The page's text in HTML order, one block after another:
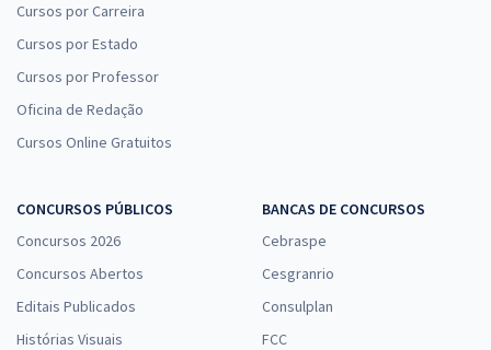
Cursos por Carreira
Cursos por Estado
Cursos por Professor
Oficina de Redação
Cursos Online Gratuitos
CONCURSOS PÚBLICOS
Concursos 2026
Concursos Abertos
Editais Publicados
Histórias Visuais
BANCAS DE CONCURSOS
Cebraspe
Cesgranrio
Consulplan
FCC